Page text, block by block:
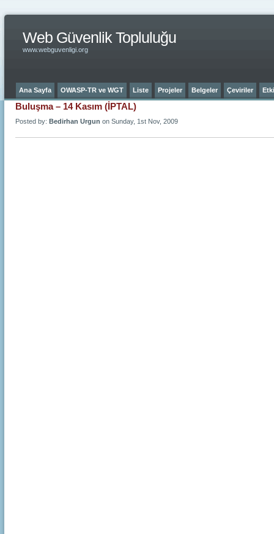
Web Güvenlik Topluluğu
www.webguvenligi.org
Ana Sayfa OWASP-TR ve WGT Liste Projeler Belgeler Çeviriler
Buluşma – 14 Kasım (İPTAL)
Posted by: Bedirhan Urgun on Sunday, 1st Nov, 2009